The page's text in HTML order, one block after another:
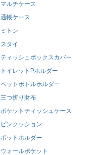
マルチケース
通帳ケース
ミトン
スタイ
ティッシュボックスカバー
トイレットPホルダー
ペットボトルホルダー
三つ折り財布
ポケットティッシュケース
ピンクッション
ポットホルダー
ウォールポケット